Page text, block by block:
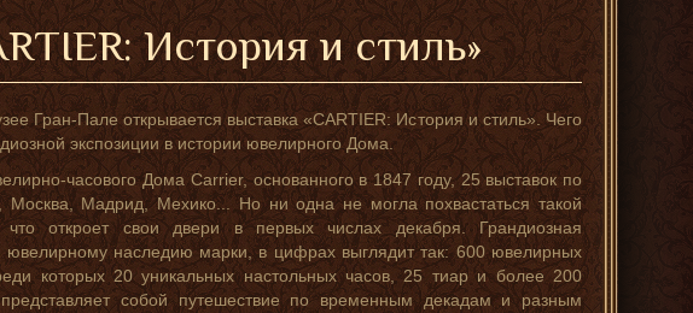
История и стиль»
Гран-Пале открывается выставка «CARTIER: История и стиль». Чего
экспозиции в истории ювелирного Дома.
часового Дома Carrier, основанного в 1847 году, 25 выставок по
Мадрид, Мехико... Но ни одна не могла похвастаться такой
откроет свои двери в первых числах декабря. Грандиозная
ювелирному наследию марки, в цифрах выглядит так: 600 ювелирных
которых 20 уникальных настольных часов, 25 тиар и более 200
собой путешествие по временным декадам и разным